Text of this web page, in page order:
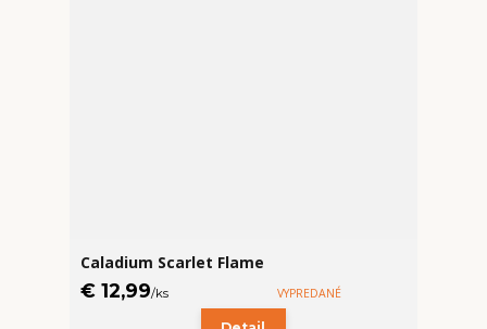
Caladium Scarlet Flame
€ 12,99/ks VYPREDANÉ